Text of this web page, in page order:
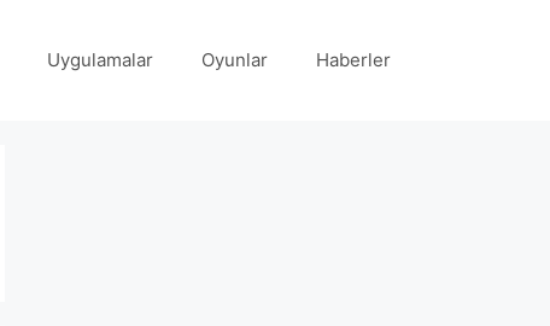
Uygulamalar Oyunlar Haberler